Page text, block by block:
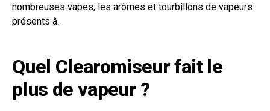
nombreuses vapes, les arômes et tourbillons de vapeurs
présents â.
Quel Clearomiseur fait le
plus de vapeur ?